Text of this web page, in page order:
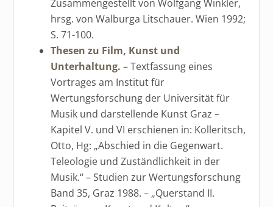
Zusammengestellt von Wolfgang Winkler,
hrsg. von Walburga Litschauer. Wien 1992;
S. 71-100.
Thesen zu Film, Kunst und
Unterhaltung. – Textfassung eines
Vortrages am Institut für
Wertungsforschung der Universität für
Musik und darstellende Kunst Graz –
Kapitel V. und VI erschienen in: Kolleritsch,
Otto, Hg: „Abschied in die Gegenwart.
Teleologie und Zuständlichkeit in der
Musik.“ – Studien zur Wertungsforschung
Band 35, Graz 1988. – „Querstand II.